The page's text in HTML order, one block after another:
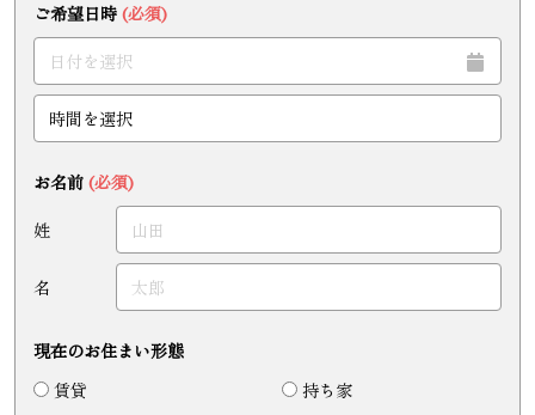
ご希望日時 (必須)
お名前 (必須)
姓
名
現在のお住まい形態
賃貸
持ち家